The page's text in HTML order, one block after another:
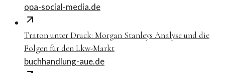
opa-social-media.de
Traton unter Druck: Morgan Stanleys Analyse und die
Folgen für den Lkw-Markt
buchhandlung-aue.de